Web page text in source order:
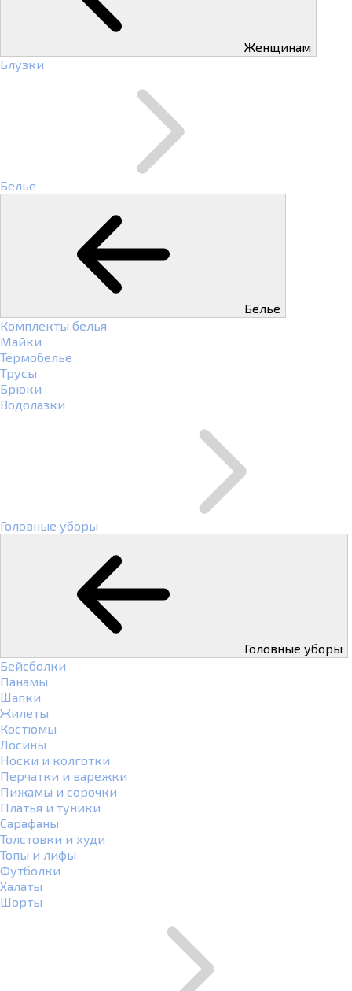
Женщинам
Блузки
Белье
Белье
Комплекты белья
Майки
Термобелье
Трусы
Брюки
Водолазки
Головные уборы
Головные уборы
Бейсболки
Панамы
Шапки
Жилеты
Костюмы
Лосины
Носки и колготки
Перчатки и варежки
Пижамы и сорочки
Платья и туники
Сарафаны
Толстовки и худи
Топы и лифы
Футболки
Халаты
Шорты